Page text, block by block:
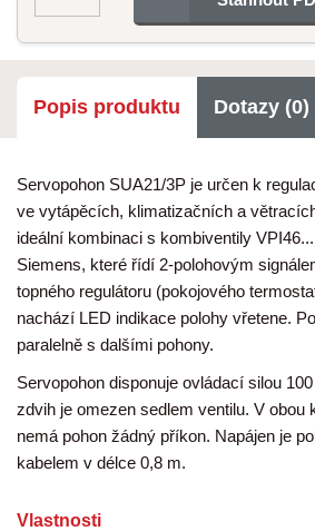
Popis produktu Dotazy (0)
Servopohon SUA21/3P je určen k
ve vytápěcích, klimatizačních a
ideální kombinaci s kombiventily
Siemens, které řídí 2-polohovým
topného regulátoru (pokojového
nachází LED indikace polohy vřetene.
paralelně s dalšími pohony.
Servopohon disponuje ovládací silou
zdvih je omezen sedlem ventilu. V obou
nemá pohon žádný příkon. Napájen je
kabelem v délce 0,8 m.
Vlastnosti